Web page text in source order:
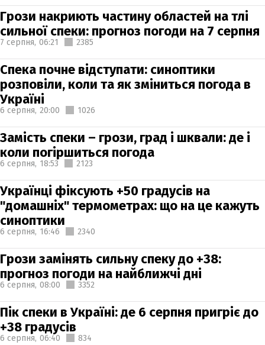
Грози накриють частину областей на тлі
сильної спеки: прогноз погоди на 7 серпня
7 серпня, 06:21 2385
Спека почне відступати: синоптики
розповіли, коли та як зміниться погода в
Україні
6 серпня, 20:00 1026
Замість спеки – грози, град і шквали: де і
коли погіршиться погода
6 серпня, 18:53 2123
Українці фіксують +50 градусів на
"домашніх" термометрах: що на це кажуть
синоптики
6 серпня, 16:46 2340
Грози замінять сильну спеку до +38:
прогноз погоди на найближчі дні
6 серпня, 08:00 3352
Пік спеки в Україні: де 6 серпня пригріє до
+38 градусів
6 серпня, 06:40 834